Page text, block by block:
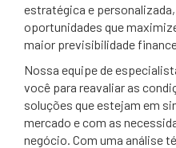
estratégica e
oportunidades que
maior previsibilidade
Nossa equipe de
você para reavaliar as
soluções que estejam em
mercado e com as
negócio. Com uma análise